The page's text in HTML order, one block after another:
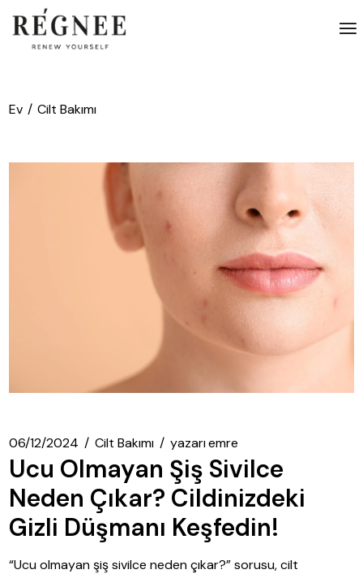
atla
Ev Cilt Bakımı
06/12/2024 Cilt Bakımı yazarıemre
Ucu Olmayan Şiş Sivilce
Neden Çıkar? Cildinizdeki
Gizli Düşmanı Keşfedin!
“Ucu olmayan şiş sivilce neden çıkar?” sorusu, cilt